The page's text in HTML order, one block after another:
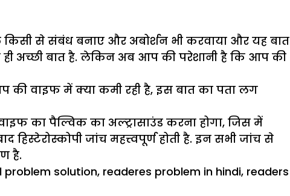
से संबंध बनाए और अबोर्शन भी करवाया और यह बात
अच्छी बात है. लेकिन अब आप की परेशानी है कि आप की
की वाइफ में क्या कमी रही है, इस बात का पता लग
का पैल्विक का अल्ट्रासाउंड करना होगा, जिस में
हिस्टेरोस्कोपी जांच महत्त्वपूर्ण होती है. इन सभी जांच से
है.
problem solution, readeres problem in hindi, readers